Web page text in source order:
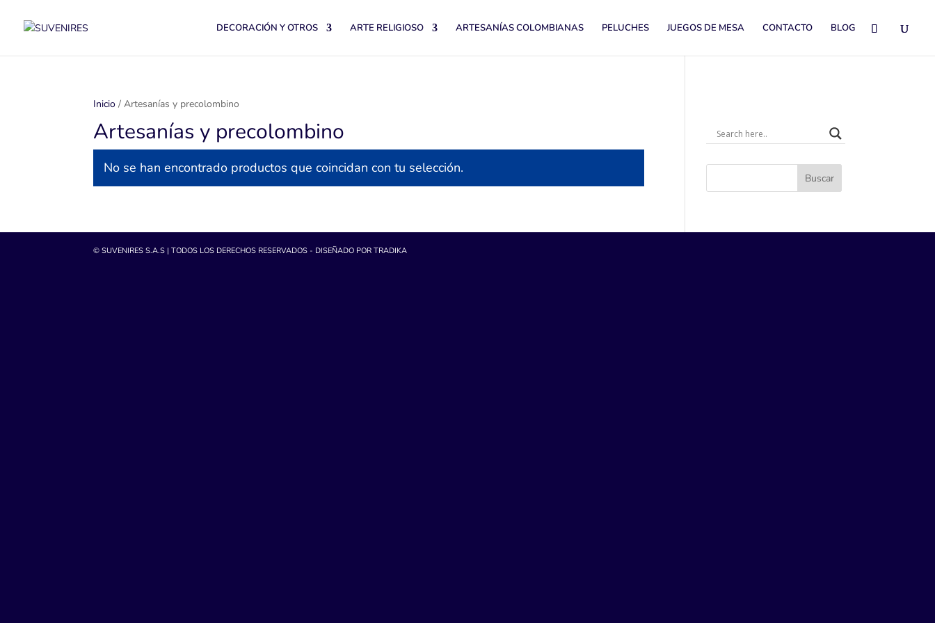
DECORACIÓN Y OTROS ARTE RELIGIOSO ARTESANÍAS COLOMBIANAS PELUCHES JUEGOS DE MESA CONTACTO BLOG
Inicio / Artesanías y precolombino
Artesanías y precolombino
No se han encontrado productos que coincidan con tu selección.
Buscar
© SUVENIRES S.A.S | TODOS LOS DERECHOS RESERVADOS - DISEÑADO POR TRADIKA